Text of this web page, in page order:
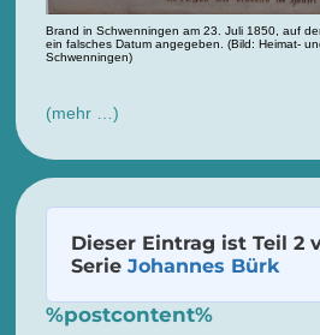
Brand in Schwenningen am 23. Juli 1850, auf
ein falsches Datum angegeben. (Bild: Heimat-
Schwenningen)
(mehr …)
Dieser Eintrag ist Teil 2
Serie Johannes Bürk
%postcontent%